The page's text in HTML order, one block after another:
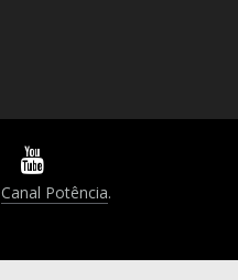
Canal Potência.